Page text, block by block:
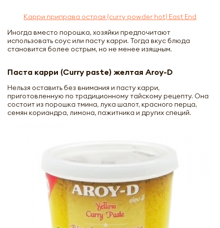
Карри приправа острая (curry powder hot) East End
Иногда вместо порошка, хозяйки предпочитают
использовать соус или пасту карри. Тогда вкус блюда
становится более острым, но не менее изящным.
Паста карри (Curry paste) желтая Aroy-D
Нельзя оставить без внимания и пасту карри,
приготовленную по традиционному тайскому рецепту. Она
состоит из порошка тмина, лука шалот, красного перца,
семян кориандра, лимона, пажитника и других специй.